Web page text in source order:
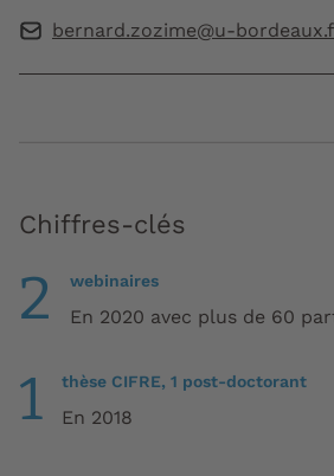
bernard.zozime@u-
Chiffres-clés
2 webinaires
En 2020 avec plus de 60
1 thèse CIFRE, 1 post-doctorant
En 2018